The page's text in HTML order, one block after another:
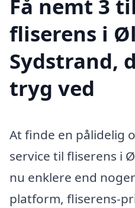
Få nemt 3
fliserens i
Sydstrand,
tryg ved
At finde en pålidelig
service til fliserens i
nu enklere end
platform, fliserens-